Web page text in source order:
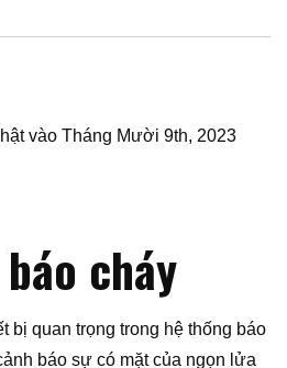
vào Tháng Mười 9th, 2023
cháy
bị quan trọng trong hệ thống báo
báo sự có mặt của ngọn lửa